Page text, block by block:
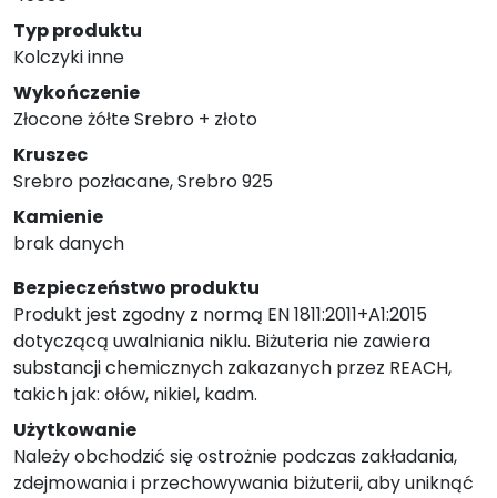
Typ produktu
Kolczyki inne
Wykończenie
Złocone żółte Srebro + złoto
Kruszec
Srebro pozłacane, Srebro 925
Kamienie
brak danych
Bezpieczeństwo produktu
Produkt jest zgodny z normą EN 1811:2011+A1:2015
dotyczącą uwalniania niklu. Biżuteria nie zawiera
substancji chemicznych zakazanych przez REACH,
takich jak: ołów, nikiel, kadm.
Użytkowanie
Należy obchodzić się ostrożnie podczas zakładania,
zdejmowania i przechowywania biżuterii, aby uniknąć